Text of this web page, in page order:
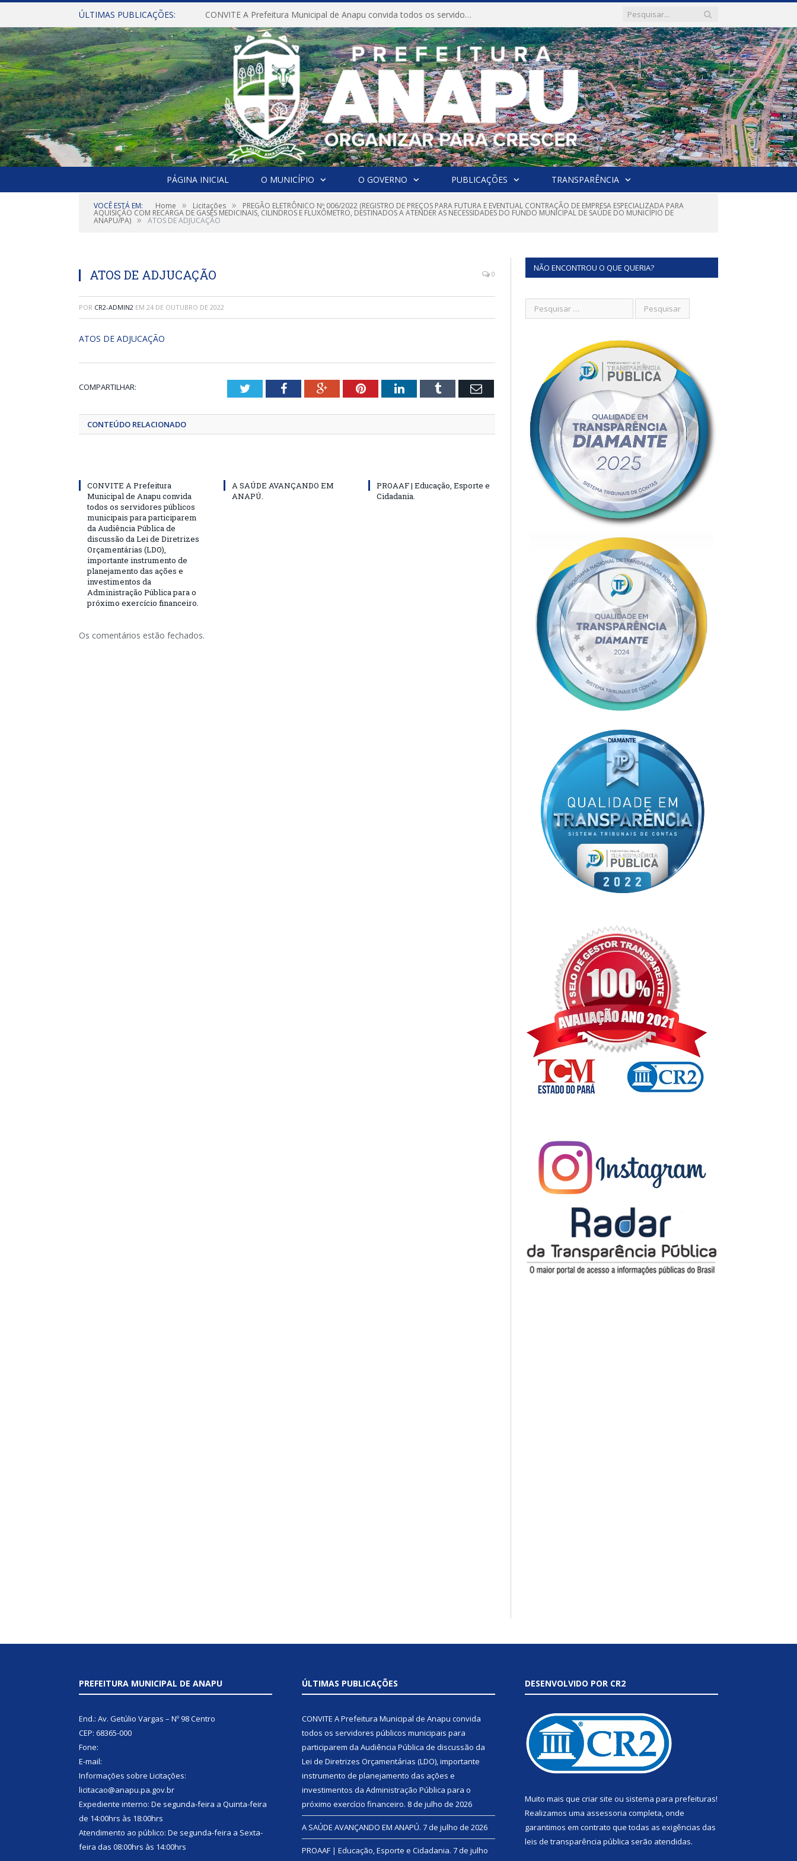
ÚLTIMAS PUBLICAÇÕES: CONVITE A Prefeitura Municipal de Anapu convida todos os servidores públicos municipais para participarem da Audiência Pública de discussão da Lei de Diretrizes Orçamentárias (LDO), importante instrumento de planejamento das ações e investimentos da Administração Pública para o próximo exercício financeiro.
PÁGINA INICIAL O MUNICÍPIO O GOVERNO PUBLICAÇÕES TRANSPARÊNCIA
VOCÊ ESTÁ EM: Home » Licitações » PREGÃO ELETRÔNICO Nº 006/2022 (REGISTRO DE PREÇOS PARA FUTURA E EVENTUAL CONTRAÇÃO DE EMPRESA ESPECIALIZADA PARA
AQUISIÇÃO COM RECARGA DE GASES MEDICINAIS, CILINDROS E FLUXÔMETRO, DESTINADOS A ATENDER AS NECESSIDADES DO FUNDO MUNICIPAL DE SAÚDE DO MUNICÍPIO DE
ANAPU/PA) » ATOS DE ADJUCAÇÃO
ATOS DE ADJUCAÇÃO 0
POR CR2-ADMIN2 EM 24 DE OUTUBRO DE 2022
ATOS DE ADJUCAÇÃO
COMPARTILHAR: TwitterFacebookGoogle+PinterestLinkedInTumblr Email
CONTEÚDO RELACIONADO
CONVITE A Prefeitura
Municipal de Anapu convida
todos os servidores públicos
municipais para participarem
da Audiência Pública de
discussão da Lei de Diretrizes
Orçamentárias (LDO),
importante instrumento de
planejamento das ações e
investimentos da
Administração Pública para o
próximo exercício financeiro.
A SAÚDE AVANÇANDO EM
ANAPÚ.
PROAAF | Educação, Esporte e
Cidadania.
Os comentários estão fechados.
NÃO ENCONTROU O QUE QUERIA?
PREFEITURA MUNICIPAL DE ANAPU
End.: Av. Getúlio Vargas – Nº 98 Centro
CEP: 68365-000
Fone:
E-mail:
Informações sobre Licitações:
licitacao@anapu.pa.gov.br
Expediente interno: De segunda-feira a Quinta-feira
de 14:00hrs às 18:00hrs
Atendimento ao público: De segunda-feira a Sexta-
feira das 08:00hrs às 14:00hrs
ÚLTIMAS PUBLICAÇÕES
CONVITE A Prefeitura Municipal de Anapu convida
todos os servidores públicos municipais para
participarem da Audiência Pública de discussão da
Lei de Diretrizes Orçamentárias (LDO), importante
instrumento de planejamento das ações e
investimentos da Administração Pública para o
próximo exercício financeiro. 8 de julho de 2026
A SAÚDE AVANÇANDO EM ANAPÚ. 7 de julho de 2026
PROAAF | Educação, Esporte e Cidadania. 7 de julho
DESENVOLVIDO POR CR2
Muito mais que criar site ou sistema para prefeituras!
Realizamos uma assessoria completa, onde
garantimos em contrato que todas as exigências das
leis de transparência pública serão atendidas.